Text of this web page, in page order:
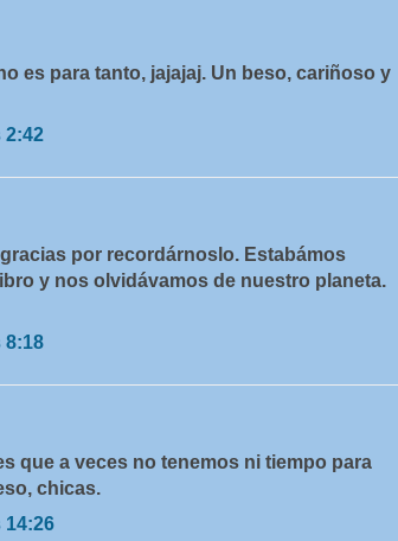
es para tanto, jajajaj. Un beso, cariñoso y
2:42
por recordárnoslo. Estabámos
y nos olvidávamos de nuestro planeta.
8:18
que a veces no tenemos ni tiempo para
chicas.
14:26